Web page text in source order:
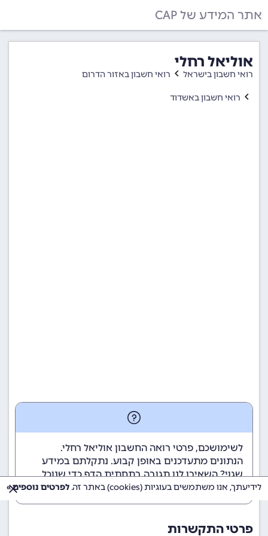
אתר המידע של CAP
אוליאל רחלי
רואי חשבון בישראל רואי חשבון באזור הדרום
רואי חשבון באשדוד
לשימושכם, פרטי רואה החשבון אוליאל רחלי.
הנתונים מתעדכנים באופן קבוע. נתקלתם במידע
שגוי? השאירו לנו תגובה בתחתית הדף כדי שנוכל
לטפל בבעיה בהקדם.
פרטי התקשרות
לידיעתך, אנו משתמשים בעוגיות (cookies) באתר זה. לפרטים נוספים »